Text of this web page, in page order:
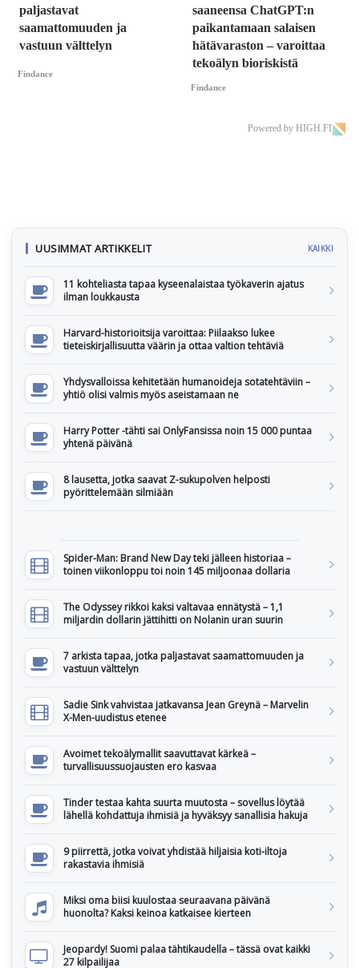
paljastavat
saamattomuuden ja
vastuun välttelyn
Findance
saaneensa ChatGPT:n
paikantamaan salaisen
hätävaraston – varoittaa
tekoälyn bioriskistä
Findance
Powered by HIGH.FI
UUSIMMAT ARTIKKELIT KAIKKI
11 kohteliasta tapaa kyseenalaistaa työkaverin ajatus
ilman loukkausta
Harvard-historioitsija varoittaa: Piilaakso lukee
tieteiskirjallisuutta väärin ja ottaa valtion tehtäviä
Yhdysvalloissa kehitetään humanoideja sotatehtäviin –
yhtiö olisi valmis myös aseistamaan ne
Harry Potter -tähti sai OnlyFansissa noin 15 000 puntaa
yhtenä päivänä
8 lausetta, jotka saavat Z-sukupolven helposti
pyörittelemään silmiään
Spider-Man: Brand New Day teki jälleen historiaa –
toinen viikonloppu toi noin 145 miljoonaa dollaria
The Odyssey rikkoi kaksi valtavaa ennätystä – 1,1
miljardin dollarin jättihitti on Nolanin uran suurin
7 arkista tapaa, jotka paljastavat saamattomuuden ja
vastuun välttelyn
Sadie Sink vahvistaa jatkavansa Jean Greynä – Marvelin
X-Men-uudistus etenee
Avoimet tekoälymallit saavuttavat kärkeä –
turvallisuussuojausten ero kasvaa
Tinder testaa kahta suurta muutosta – sovellus löytää
lähellä kohdattuja ihmisiä ja hyväksyy sanallisia hakuja
9 piirrettä, jotka voivat yhdistää hiljaisia koti-iltoja
rakastavia ihmisiä
Miksi oma biisi kuulostaa seuraavana päivänä
huonolta? Kaksi keinoa katkaisee kierteen
Jeopardy! Suomi palaa tähtikaudella – tässä ovat kaikki
27 kilpailijaa